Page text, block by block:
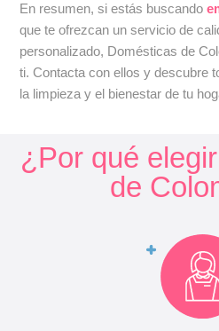
¿Por qué
de
En resumen, si estás buscando
que te ofrezcan un servicio de
personalizado, Domésticas de
ti. Contacta con ellos y descubre
la limpieza y el bienestar de tu